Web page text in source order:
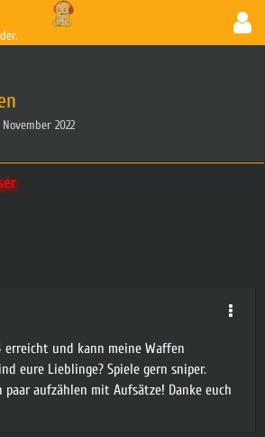
November 2022
erreicht und kann meine Waffen
eure Lieblinge? Spiele gern sniper.
aufzählen mit Aufsätze! Danke euch